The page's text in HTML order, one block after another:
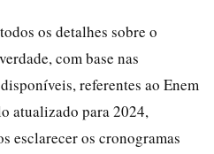
os detalhes sobre o
com base nas
referentes ao Enem
atualizado para 2024,
esclarecer os cronogramas